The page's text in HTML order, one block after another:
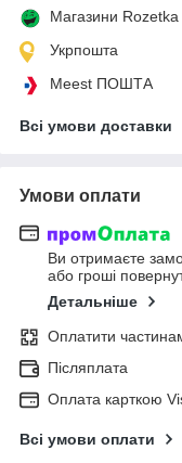
Магазини Rozetka
Укрпошта
Meest ПОШТА
Всі умови доставки
Умови оплати
Ви отримаєте
або гроші
Детальніше
Оплатити
Післяплата
Оплата карткою
Всі умови оплати